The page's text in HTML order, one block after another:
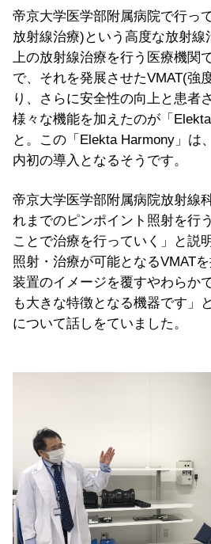
帝京大学医学部附属病院で行っ
放射線治療)という高度な放射線
上の放射線治療を行う医療機関
で、それを発展させたVMAT(強
り、さらに安全性の向上と患者
様々な機能を加えたのが「
と。この「Elekta Harmony」は
内初の導入となるそうです。
帝京大学医学部附属病院放射線
れまでのピンポイント照射を行
ことで治療を行っていく」と説
照射・治療が可能となるVMAT
装置のイメージを覆すやわらか
も大きな特徴となる機器です」
について話しをていました。